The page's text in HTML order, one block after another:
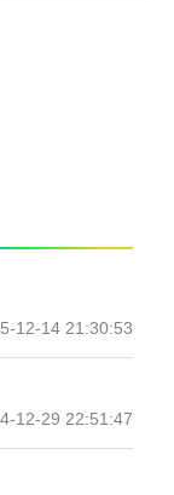
12-14 21:30:53
12-29 22:51:47